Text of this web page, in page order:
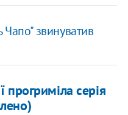
звинуватив
прогриміла серія